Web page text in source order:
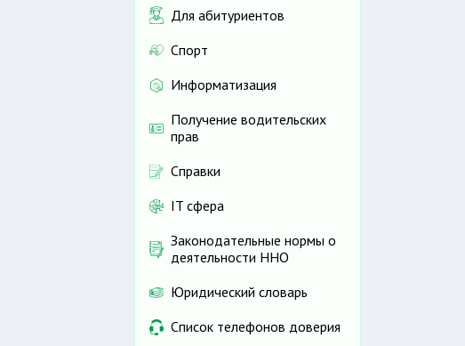
Для абитуриентов
Спорт
Информатизация
Получение водительских
прав
Справки
IT сфера
Законодательные нормы о
деятельности ННО
Юридический словарь
Список телефонов доверия